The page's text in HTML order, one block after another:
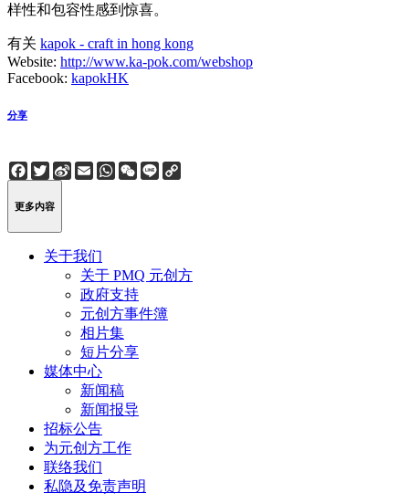
样性和包容性感到惊喜。
有关 kapok - craft in hong kong
Website: http://www.ka-pok.com/webshop
Facebook: kapokHK
分享
Facebook
Twitter
Sina
Weibo
EmailWhatsApp
WeChat
Line
更多内容
关于我们
关于 PMQ 元创方
政府支持
元创方事件簿
相片集
短片分享
媒体中心
新闻稿
新闻报导
招标公告
为元创方工作
联络我们
私隐及免责声明